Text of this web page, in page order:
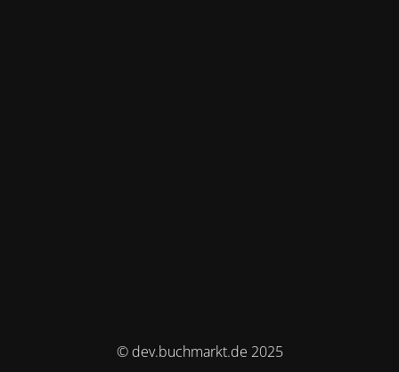
© dev.buchmarkt.de 2025